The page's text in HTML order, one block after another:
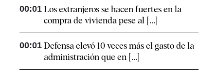
00:01 Los extranjeros se hacen fuertes en la
compra de vivienda pese al [...]
00:01 Defensa elevó 10 veces más el gasto de la
administración que en [...]